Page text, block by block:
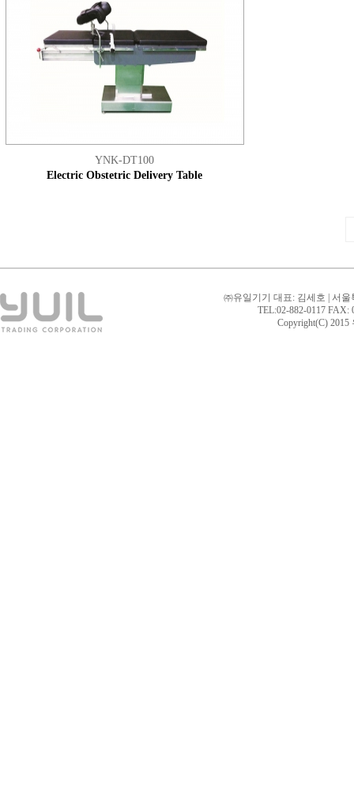
YNK-DT100
Electric Obstetric Delivery Table
㈜유일기기 대표: 김세호 | 서
TEL:02-882-0117 FAX:
Copyright(C)